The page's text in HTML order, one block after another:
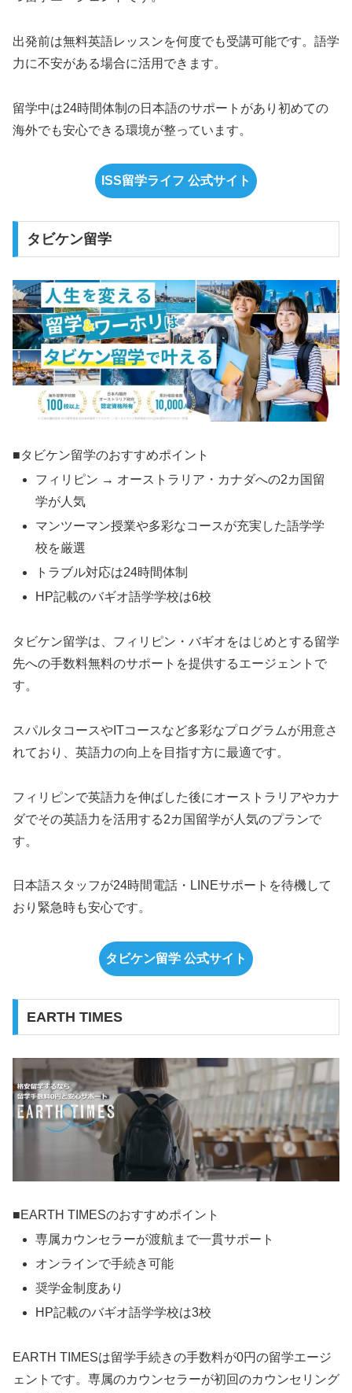
出発前は無料英語レッスンを何度でも受講可能です。語学
力に不安がある場合に活用できます。
留学中は24時間体制の日本語のサポートがあり初めての
海外でも安心できる環境が整っています。
ISS留学ライフ 公式サイト
タビケン留学
■タビケン留学のおすすめポイント
フィリピン → オーストラリア・カナダへの2カ国留
学が人気
マンツーマン授業や多彩なコースが充実した語学学
校を厳選
トラブル対応は24時間体制
HP記載のバギオ語学学校は6校
タビケン留学は、フィリピン・バギオをはじめとする留学
先への手数料無料のサポートを提供するエージェントで
す。
スパルタコースやITコースなど多彩なプログラムが用意さ
れており、英語力の向上を目指す方に最適です。
フィリピンで英語力を伸ばした後にオーストラリアやカナ
ダでその英語力を活用する2カ国留学が人気のプランで
す。
日本語スタッフが24時間電話・LINEサポートを待機して
おり緊急時も安心です。
タビケン留学 公式サイト
EARTH TIMES
■EARTH TIMESのおすすめポイント
専属カウンセラーが渡航まで一貫サポート
オンラインで手続き可能
奨学金制度あり
HP記載のバギオ語学学校は3校
EARTH TIMESは留学手続きの手数料が0円の留学エージ
ェントです。専属のカウンセラーが初回のカウンセリング